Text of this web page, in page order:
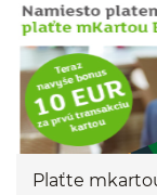
Plaťte